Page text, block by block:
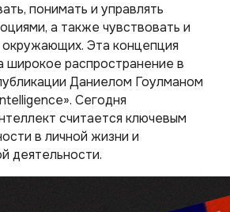
понимать и управлять
а также чувствовать и
окружающих. Эта концепция
широкое распространение в
Даниелом Гоулманом
Сегодня
считается ключевым
в личной жизни и
деятельности.